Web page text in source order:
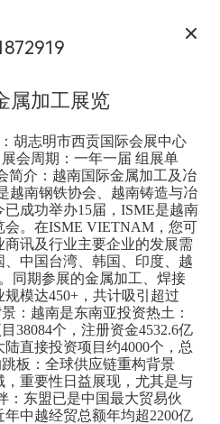
属加工展览
胡志明市西贡国际会展中心
会周期：一年一届 组展单
简介：越南国际金属加工及冶
越南钢铁协会、越南铸造与冶
成功举办15届，ISME是越南
。在ISME VIETNAM，您可
讯及行业主要企业的发展需
中国台湾、韩国、印度、越
同期参展的金属加工、焊接
模达450+，共计吸引超过
：越南是东南亚投资热土：
38084个，注册资金4532.6亿
直接投资项目约4000个，总
板：全球供应链重构背景
重要性日益展现，尤其是与
：东盟已是中国最大贸易伙
中越经贸总额年均超2200亿